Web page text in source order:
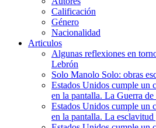
Calificación
Género
Nacionalidad
Articulos
Algunas reflexiones en
Lebrón
Solo Manolo Solo: obras
Estados Unidos cumple un
en la pantalla. La Guerra
Estados Unidos cumple un
en la pantalla. La